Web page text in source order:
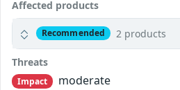
Affected products
Recommended 2 products
Threats
Impact
moderate